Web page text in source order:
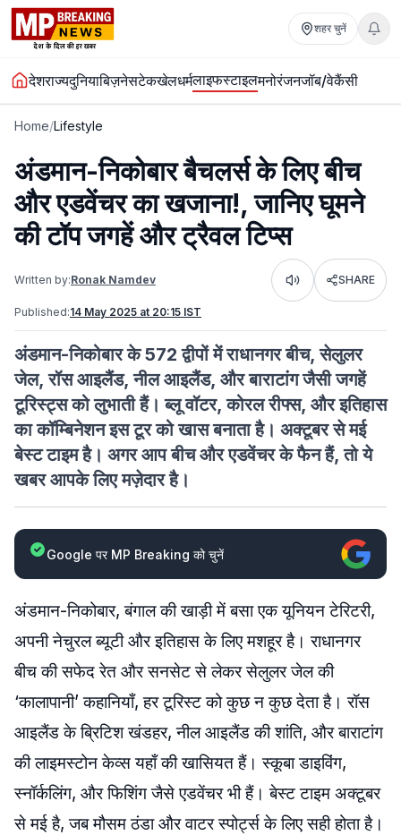
शहर चुनें
देशराज्यदुनियाबिज़नेसटेकखेलधर्मलाइफस्टाइलमनोरंजनजॉब/वेकैंसी
Home/Lifestyle
अंडमान-निकोबार बैचलर्स के लिए बीच
और एडवेंचर का खजाना!, जानिए घूमने
की टॉप जगहें और ट्रैवल टिप्स
Written by:Ronak Namdev Listen SHARE
Published:14 May 2025 at 20:15 IST
अंडमान-निकोबार के 572 द्वीपों में राधानगर बीच, सेलुलर
जेल, रॉस आइलैंड, नील आइलैंड, और बाराटांग जैसी जगहें
टूरिस्ट्स को लुभाती हैं। ब्लू वॉटर, कोरल रीफ्स, और इतिहास
का कॉम्बिनेशन इस टूर को खास बनाता है। अक्टूबर से मई
बेस्ट टाइम है। अगर आप बीच और एडवेंचर के फैन हैं, तो ये
खबर आपके लिए मज़ेदार है।
Google पर MP Breaking को चुनें
अंडमान-निकोबार, बंगाल की खाड़ी में बसा एक यूनियन टेरिटरी,
अपनी नेचुरल ब्यूटी और इतिहास के लिए मशहूर है। राधानगर
बीच की सफेद रेत और सनसेट से लेकर सेलुलर जेल की
‘कालापानी’ कहानियाँ, हर टूरिस्ट को कुछ न कुछ देता है। रॉस
आइलैंड के ब्रिटिश खंडहर, नील आइलैंड की शांति, और बाराटांग
की लाइमस्टोन केव्स यहाँ की खासियत हैं। स्कूबा डाइविंग,
स्नॉर्कलिंग, और फिशिंग जैसे एडवेंचर भी हैं। बेस्ट टाइम अक्टूबर
से मई है, जब मौसम ठंडा और वाटर स्पोर्ट्स के लिए सही होता है।